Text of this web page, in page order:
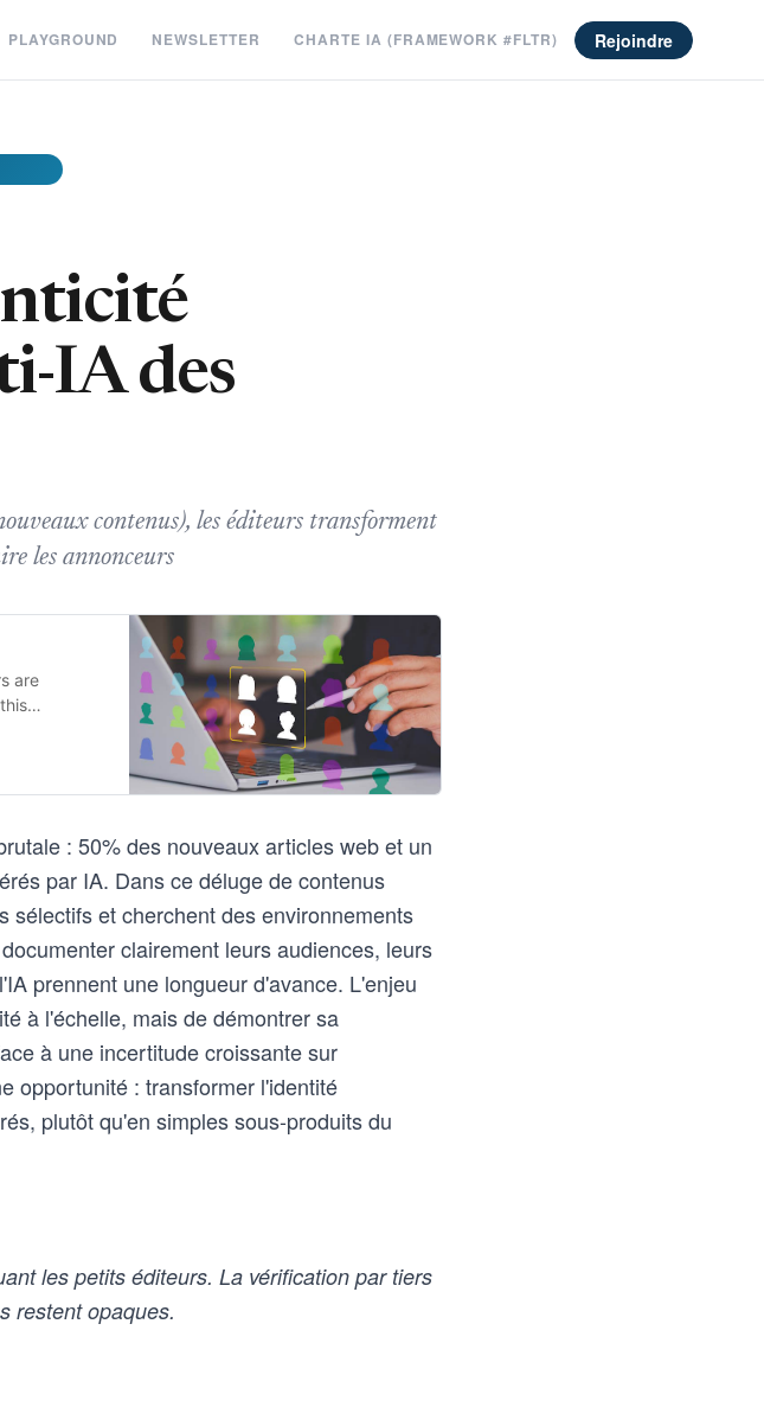
PLAYGROUND NEWSLETTER CHARTE IA (FRAMEWORK #FLTR) Rejoindre
IA des
contenus), les éditeurs transforment
les annonceurs
are
: 50% des nouveaux articles web et un
par IA. Dans ce déluge de contenus
sélectifs et cherchent des environnements
clairement leurs audiences, leurs
prennent une longueur d'avance. L'enjeu
à l'échelle, mais de démontrer sa
à une incertitude croissante sur
opportunité : transformer l'identité
plutôt qu'en simples sous-produits du
les petits éditeurs. La vérification par tiers
restent opaques.